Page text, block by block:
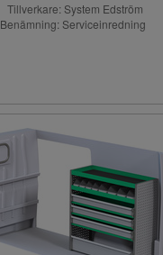
Tillverkare: System Edström
Benämning: Serviceinredning